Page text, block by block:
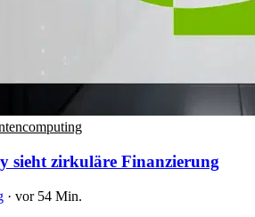
sieht zirkuläre Finanzierung
· vor 54 Min.